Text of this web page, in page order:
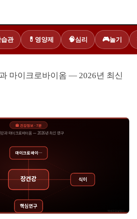
관 💊 영양제 🧠심리 🎮놀기
마이크로바이옴 — 2026년 최신
🏥 건강정보 ·7분
강과 마이크로바이옴 — 2026년 최신 연구
마이크로바이…
식이
핵심연구
장건강
백세건강설명서